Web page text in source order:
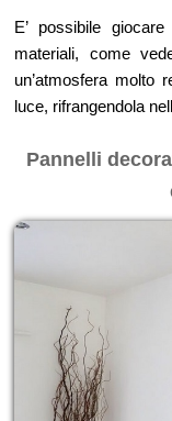
E’ possibile
materiali, come
un’atmosfera molto
luce, rifrangendola
Pannelli